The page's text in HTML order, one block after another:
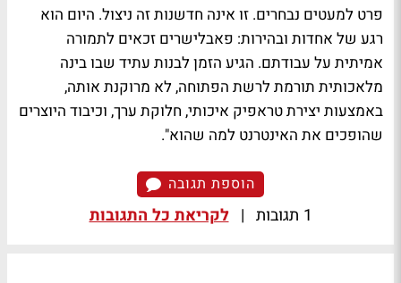
פרט למעטים נבחרים. זו אינה חדשנות זה ניצול. היום הוא
רגע של אחדות ובהירות: פאבלישרים זכאים לתמורה
אמיתית על עבודתם. הגיע הזמן לבנות עתיד שבו בינה
מלאכותית תורמת לרשת הפתוחה, לא מרוקנת אותה,
באמצעות יצירת טראפיק איכותי, חלוקת ערך, וכיבוד היוצרים
שהופכים את האינטרנט למה שהוא".
הוספת תגובה
1 תגובות | לקריאת כל התגובות